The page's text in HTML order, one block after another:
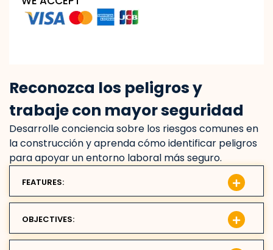
Reconozca los peligros y
trabaje con mayor seguridad
Desarrolle conciencia sobre los riesgos comunes en
la construcción y aprenda cómo identificar peligros
para apoyar un entorno laboral más seguro.
FEATURES:
OBJECTIVES: